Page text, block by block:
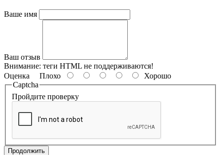
Ваше имя
Ваш отзыв
Внимание: теги HTML не поддерживаются!
Оценка Плохо
Хорошо
Captcha
Пройдите проверку
Продолжить